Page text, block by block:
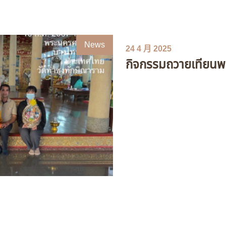
News 24 4 月 2025
กิจกรรมถวายเทียน